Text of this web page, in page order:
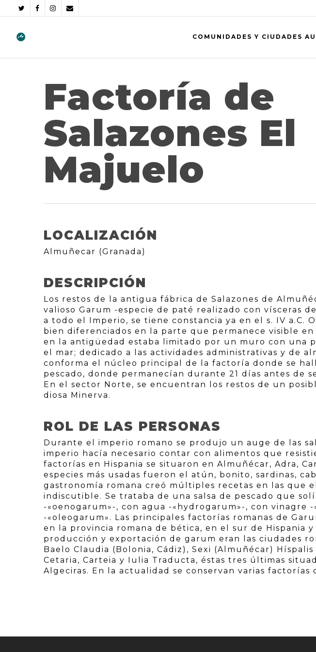
COMUNIDADES Y CIUDADES
Factoría de
Salazones El
Majuelo
LOCALIZACIÓN
Almuñecar (Granada)
DESCRIPCIÓN
Los restos de la antigua fábrica de Salazones de
valioso Garum -especie de paté realizado con vísceras
a todo el Imperio, se tiene constancia ya en el s. IV a.C.
bien diferenciados en la parte que permanece visible
en la antigüedad estaba limitado por un muro con una
el mar; dedicado a las actividades administrativas y de
conforma el núcleo principal de la factoría donde se
pescado, donde permanecían durante 21 días antes de
En el sector Norte, se encuentran los restos de un
diosa Minerva.
ROL DE LAS PERSONAS
Durante el imperio romano se produjo un auge de las
imperio hacía necesario contar con alimentos que
factorías en Hispania se situaron en Almuñécar, Adra,
especies más usadas fueron el atún, bonito, sardinas,
gastronomía romana creó múltiples recetas en las que
indiscutible. Se trataba de una salsa de pescado que
-«oenogarum»-, con agua -«hydrogarum»-, con vinagre
-«oleogarum». Las principales factorías romanas de
en la provincia romana de bética, en el sur de Hispania
producción y exportación de garum eran las ciudades
Baelo Claudia (Bolonia, Cádiz), Sexi (Almuñécar)
Cetaria, Carteia y Iulia Traducta, éstas tres últimas
Algeciras. En la actualidad se conservan varias factorías